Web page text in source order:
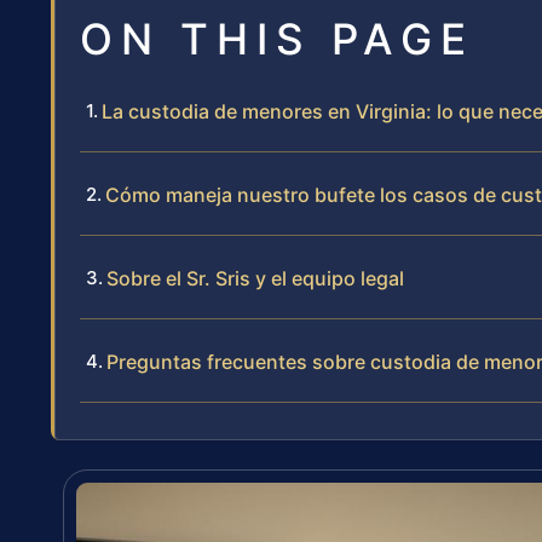
ON THIS PAGE
La custodia de menores en Virginia: lo que
Cómo maneja nuestro bufete los casos de
Sobre el Sr. Sris y el equipo legal
Preguntas frecuentes sobre custodia de